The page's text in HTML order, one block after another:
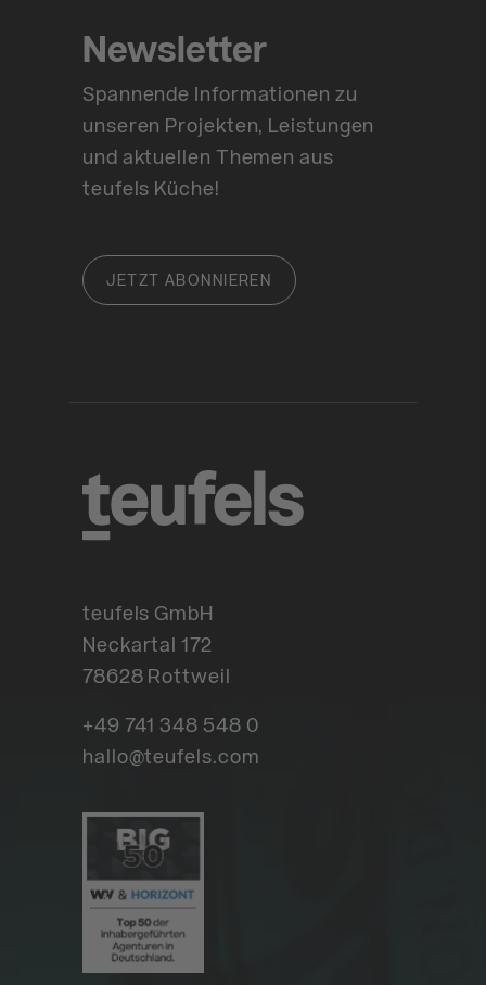
Newsletter
Spannende Informationen zu
unseren Projekten, Leistungen
und aktuellen Themen aus
teufels Küche!
JETZT ABONNIEREN
teufels GmbH
Neckartal 172
78628 Rottweil
+49 741 348 548 0
hallo@teufels.com